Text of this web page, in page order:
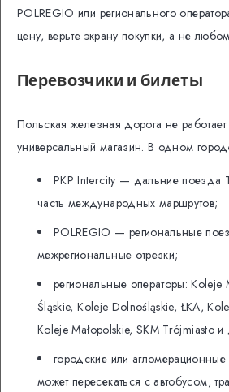
POLREGIO или регионального
цену, верьте экрану покупки, а не
Перевозчики и билеты
Польская железная дорога не
универсальный магазин. В одном городе
PKP Intercity — дальние поезда
часть международных маршрутов;
POLREGIO — региональные
межрегиональные отрезки;
региональные операторы: Koleje
Śląskie, Koleje Dolnośląskie, ŁKA,
Koleje Małopolskie, SKM Trójmiasto и
городские или агломерационные
может пересекаться с автобусом,